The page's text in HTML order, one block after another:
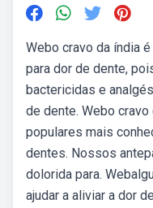
Webo cravo da índia
para dor de dente,
bactericidas e
de dente. Webo
populares mais
dentes. Nossos
dolorida para.
ajudar a aliviar a dor